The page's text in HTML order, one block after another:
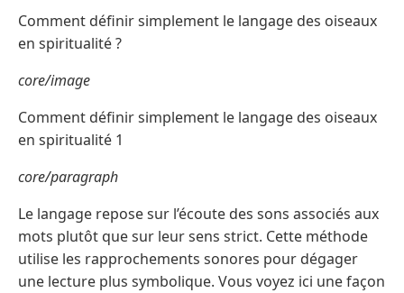
Comment définir simplement le langage des oiseaux
en spiritualité ?
core/image
Comment définir simplement le langage des oiseaux
en spiritualité 1
core/paragraph
Le langage repose sur l’écoute des sons associés aux
mots plutôt que sur leur sens strict. Cette méthode
utilise les rapprochements sonores pour dégager
une lecture plus symbolique. Vous voyez ici une façon